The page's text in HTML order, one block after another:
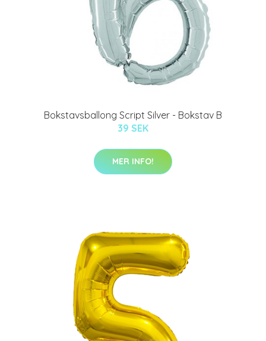
Bokstavsballong Script Silver - Bokstav B
39 SEK
MER INFO!